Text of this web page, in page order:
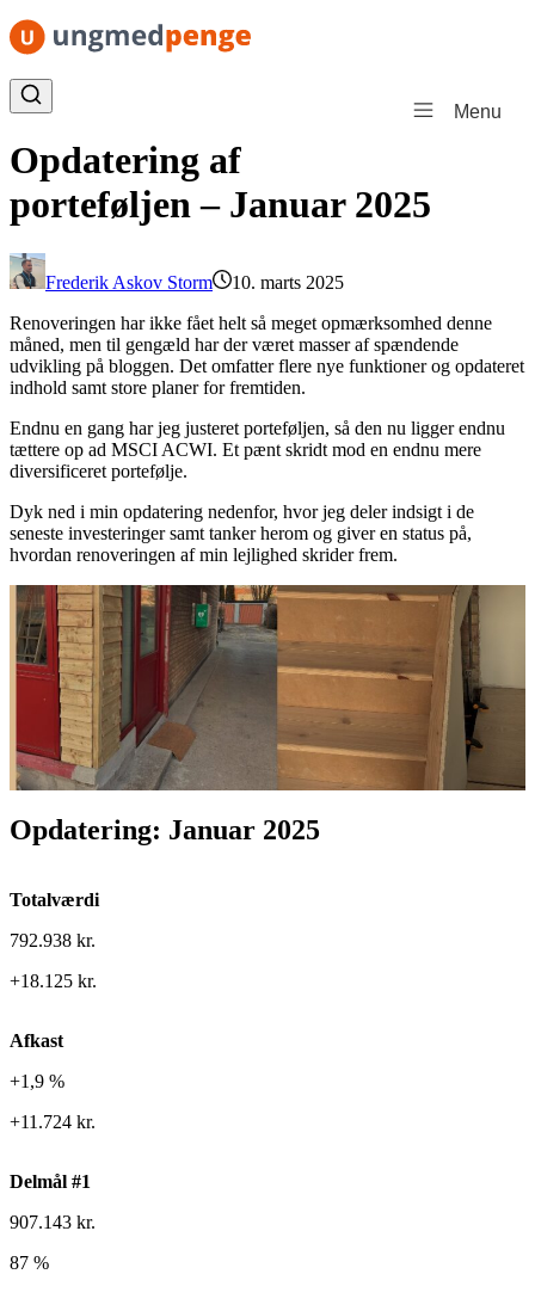
Spring til indhold
Menu
Opdatering af
porteføljen – Januar 2025
Frederik Askov Storm
10. marts 2025
Renoveringen har ikke fået helt så meget opmærksomhed denne
måned, men til gengæld har der været masser af spændende
udvikling på bloggen. Det omfatter flere nye funktioner og opdateret
indhold samt store planer for fremtiden.
Endnu en gang har jeg justeret porteføljen, så den nu ligger endnu
tættere op ad MSCI ACWI. Et pænt skridt mod en endnu mere
diversificeret portefølje.
Dyk ned i min opdatering nedenfor, hvor jeg deler indsigt i de
seneste investeringer samt tanker herom og giver en status på,
hvordan renoveringen af min lejlighed skrider frem.
Opdatering: Januar 2025
Totalværdi
792.938 kr.
+18.125 kr.
Afkast
+1,9 %
+11.724 kr.
Delmål #1
907.143 kr.
87 %